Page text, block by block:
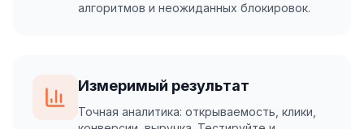
алгоритмов и неожиданных блокировок.
Измеримый результат
Точная аналитика: открываемость, клики,